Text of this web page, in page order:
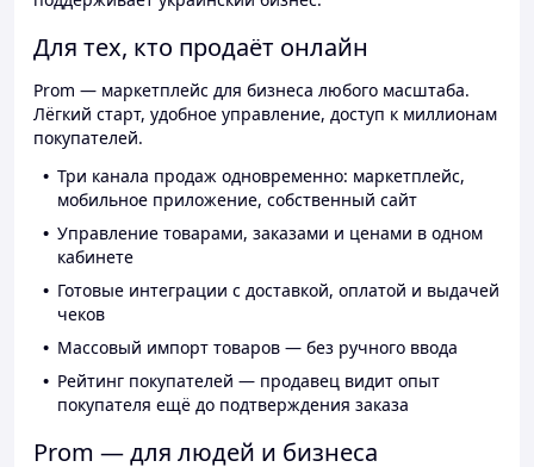
Для тех, кто продаёт онлайн
Prom — маркетплейс для бизнеса любого масштаба.
Лёгкий старт, удобное управление, доступ к миллионам
покупателей.
Три канала продаж одновременно: маркетплейс,
мобильное приложение, собственный сайт
Управление товарами, заказами и ценами в одном
кабинете
Готовые интеграции с доставкой, оплатой и выдачей
чеков
Массовый импорт товаров — без ручного ввода
Рейтинг покупателей — продавец видит опыт
покупателя ещё до подтверждения заказа
Prom — для людей и бизнеса